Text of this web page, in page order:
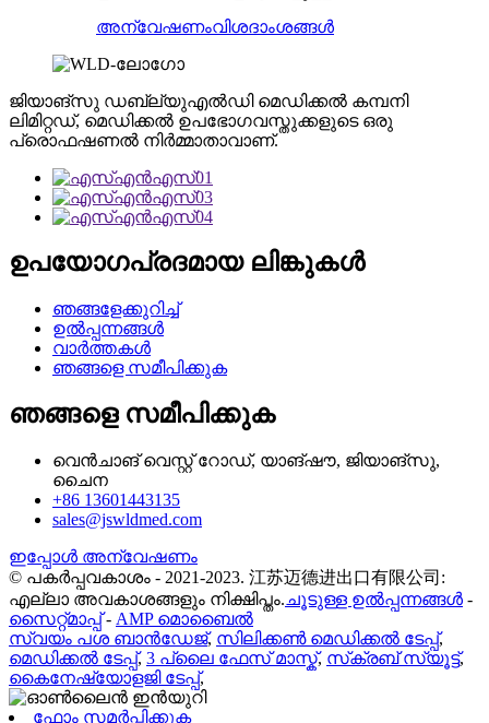
അന്വേഷണംവിശദാംശങ്ങൾ
ജിയാങ്‌സു ഡബ്ല്യുഎൽഡി മെഡിക്കൽ കമ്പനി
ലിമിറ്റഡ്, മെഡിക്കൽ ഉപഭോഗവസ്തുക്കളുടെ ഒരു
പ്രൊഫഷണൽ നിർമ്മാതാവാണ്.
ഉപയോഗപ്രദമായ ലിങ്കുകൾ
ഞങ്ങളേക്കുറിച്ച്
ഉൽപ്പന്നങ്ങൾ
വാർത്തകൾ
ഞങ്ങളെ സമീപിക്കുക
ഞങ്ങളെ സമീപിക്കുക
വെൻചാങ് വെസ്റ്റ് റോഡ്, യാങ്‌ഷൗ, ജിയാങ്‌സു,
ചൈന
+86 13601443135
sales@jswldmed.com
ഇപ്പോൾ അന്വേഷണം
© പകർപ്പവകാശം - 2021-2023. 江苏迈德进出口有限公司:
എല്ലാ അവകാശങ്ങളും നിക്ഷിപ്തം. ചൂടുള്ള ഉൽപ്പന്നങ്ങൾ -
സൈറ്റ്മാപ്പ്- AMP മൊബൈൽ
സ്വയം പശ ബാൻഡേജ്, സിലിക്കൺ മെഡിക്കൽ ടേപ്പ്,
മെഡിക്കൽ ടേപ്പ്, 3 പ്ലൈ ഫേസ് മാസ്ക്, സ്‌ക്രബ് സ്യൂട്ട്,
കൈനേഷ്യോളജി ടേപ്പ്,
ഫോം സമർപ്പിക്കുക